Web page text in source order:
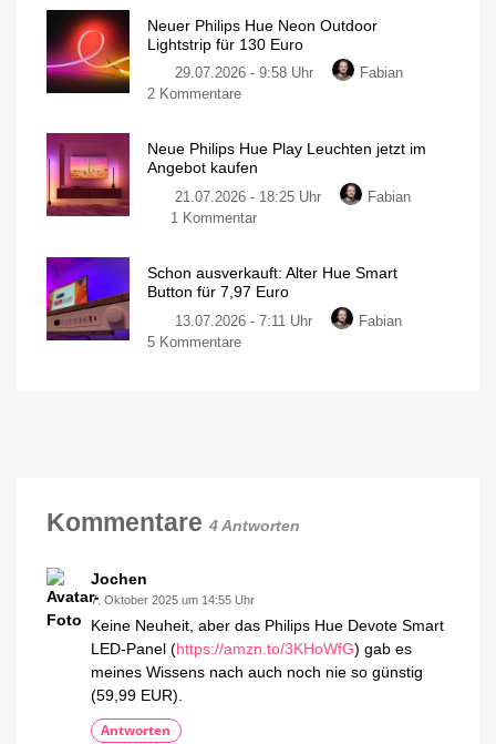
LEDs
Centris:
Jetzt
über
100
Individuelle
Deckenleuchte
mit
Lumen
Neuer Philips Hue Neon Outdoor
Lightstrip für 130 Euro
29.07.2026 - 9:58 Uhr
Fabian
2 Kommentarezu
Hue
Neon
Outdoor
Lightstrip
Euro
Ausgestattet
Gradient-
Neue Philips Hue Play Leuchten jetzt im
Angebot kaufen
21.07.2026 - 18:25 Uhr
Fabian
1 Kommentarzu
Hue
Play
Leuchten
Schon ausverkauft: Alter Hue Smart
Button für 7,97 Euro
13.07.2026 - 7:11 Uhr
Fabian
5 Kommentarezu
Euro
Kommentare 4 Antworten
Jochen
7. Oktober 2025 um 14:55 Uhr
Keine Neuheit, aber das Philips Hue Devote Smart
LED-Panel (https://amzn.to/3KHoWfG) gab es
meines Wissens nach auch noch nie so günstig
(59,99 EUR).
Antworten